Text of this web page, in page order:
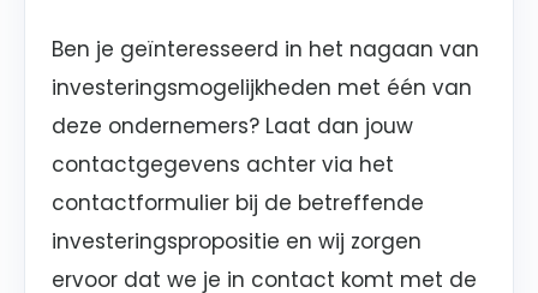
Ben je geïnteresseerd in het nagaan van
investeringsmogelijkheden met één van
deze ondernemers? Laat dan jouw
contactgegevens achter via het
contactformulier bij de betreffende
investeringspropositie en wij zorgen
ervoor dat we je in contact komt met de